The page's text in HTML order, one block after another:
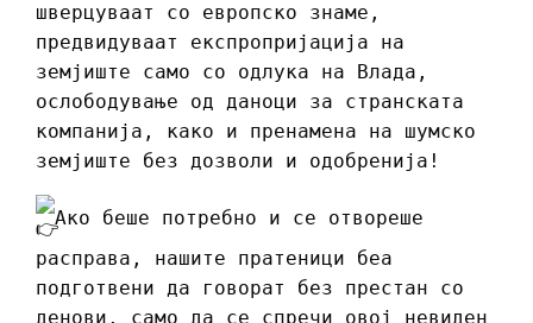
шверцуваат со европско знаме,
предвидуваат експропријација на
земјиште само со одлука на Влада,
ослободување од даноци за странската
компанија, како и пренамена на шумско
земјиште без дозволи и одобренија!
Ако беше потребно и се отвореше
расправа, нашите пратеници беа
подготвени да говорат без престан со
денови, само да се спречи овој невиден